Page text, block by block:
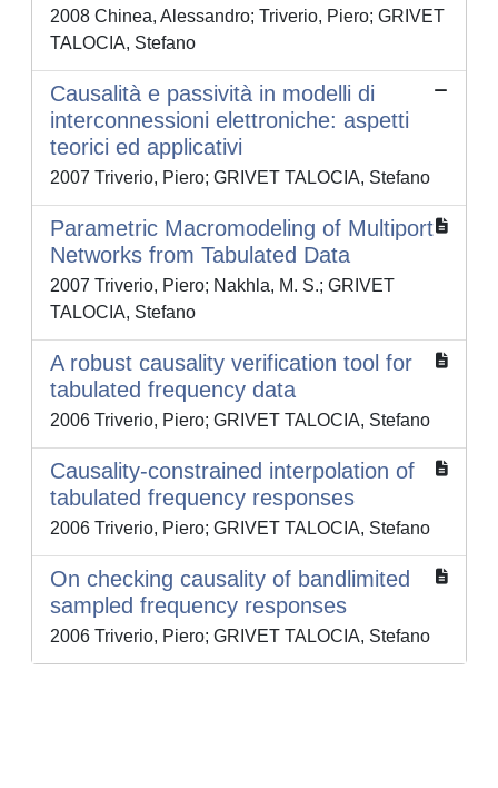
2008 Chinea, Alessandro; Triverio, Piero; GRIVET
TALOCIA, Stefano
Causalità e passività in modelli di
interconnessioni elettroniche: aspetti
teorici ed applicativi
2007 Triverio, Piero; GRIVET TALOCIA, Stefano
Parametric Macromodeling of Multiport
Networks from Tabulated Data
2007 Triverio, Piero; Nakhla, M. S.; GRIVET
TALOCIA, Stefano
A robust causality verification tool for
tabulated frequency data
2006 Triverio, Piero; GRIVET TALOCIA, Stefano
Causality-constrained interpolation of
tabulated frequency responses
2006 Triverio, Piero; GRIVET TALOCIA, Stefano
On checking causality of bandlimited
sampled frequency responses
2006 Triverio, Piero; GRIVET TALOCIA, Stefano